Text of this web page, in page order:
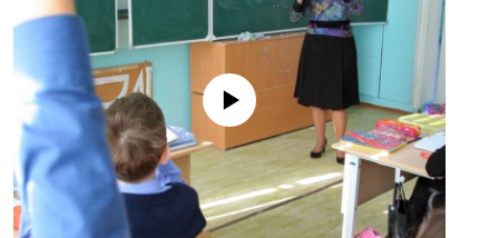
No media source currently available